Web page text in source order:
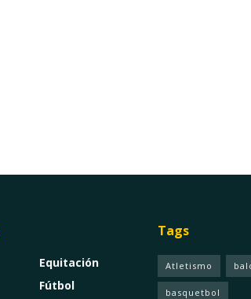
Equitación
Fútbol
Tags
Atletismo
basquetbol